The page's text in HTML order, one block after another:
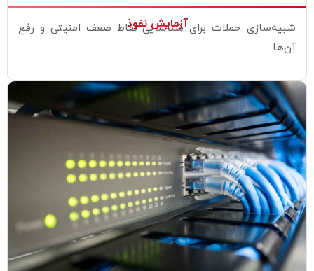
آزمایش نفوذ
شبیه‌سازی حملات برای شناسایی نقاط ضعف امنیتی و رفع
آن‌ها.